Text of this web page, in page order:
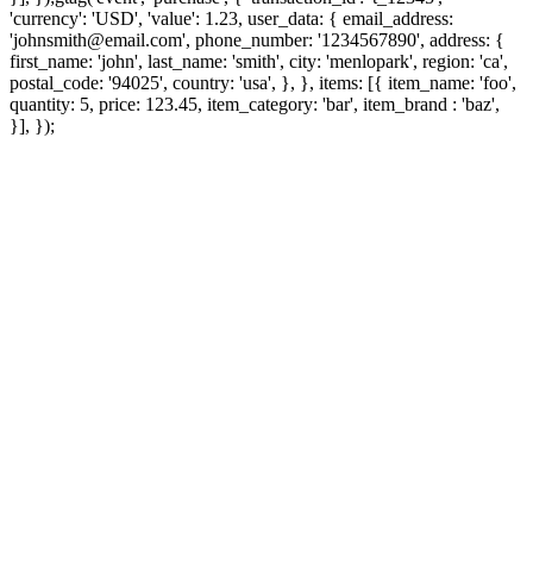
'currency': 'USD', 'value': 1.23, user_data: { email_address:
'johnsmith@email.com', phone_number: '1234567890', address: {
first_name: 'john', last_name: 'smith', city: 'menlopark', region: 'ca',
postal_code: '94025', country: 'usa', }, }, items: [{ item_name: 'foo',
quantity: 5, price: 123.45, item_category: 'bar', item_brand : 'baz',
}], });